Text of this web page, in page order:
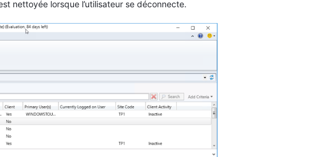
nettoyée lorsque l’utilisateur se déconnecte.